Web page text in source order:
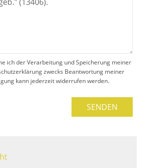
ich der Verarbeitung und Speicherung meiner
zwecks Beantwortung meiner
kann jederzeit widerrufen werden.
SENDEN